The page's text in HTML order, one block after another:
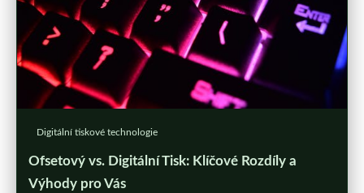
Digitální tiskové technologie
Ofsetový vs. Digitální Tisk: Klíčové Rozdíly a
Výhody pro Vás